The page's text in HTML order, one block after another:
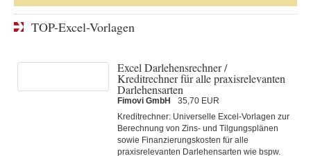
TOP-Excel-Vorlagen
Excel Darlehensrechner /
Kreditrechner für alle praxisrelevanten
Darlehensarten
Fimovi GmbH
35,70 EUR
Kreditrechner: Universelle Excel-Vorlagen zur
Berechnung von Zins- und Tilgungsplänen
sowie Finanzierungskosten für alle
praxisrelevanten Darlehensarten wie bspw.